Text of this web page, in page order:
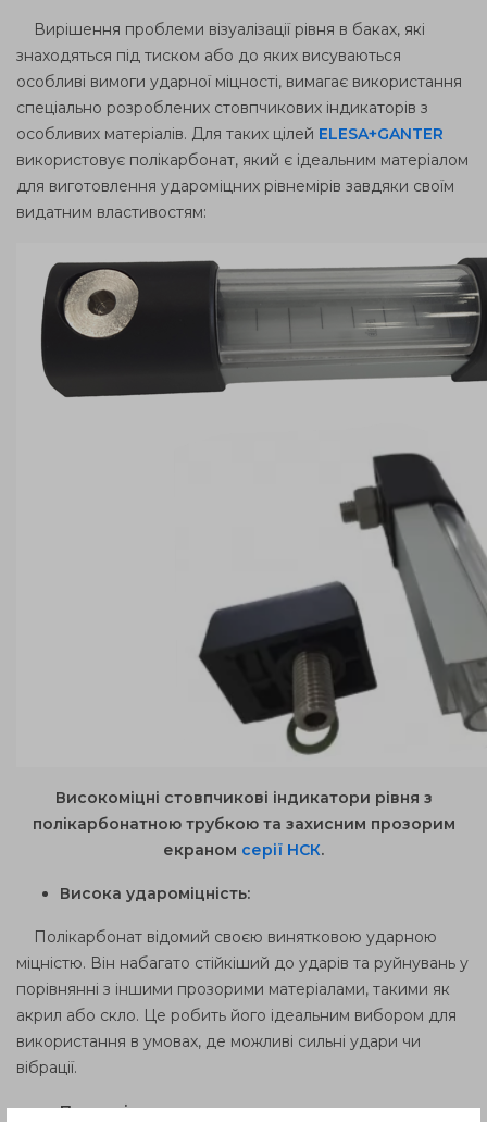
Вирішення проблеми візуалізації рівня в баках, які
знаходяться під тиском або до яких висуваються
особливі вимоги ударної міцності, вимагає використання
спеціально розроблених стовпчикових індикаторів з
особливих матеріалів. Для таких цілей ELESA+GANTER
використовує полікарбонат, який є ідеальним матеріалом
для виготовлення удароміцних рівнемірів завдяки своїм
видатним властивостям:
Високоміцні стовпчикові індикатори рівня з
полікарбонатною трубкою та захисним прозорим
екраном серії НСК.
Висока удароміцність:
Полікарбонат відомий своєю винятковою ударною
міцністю. Він набагато стійкіший до ударів та руйнувань у
порівнянні з іншими прозорими матеріалами, такими як
акрил або скло. Це робить його ідеальним вибором для
використання в умовах, де можливі сильні удари чи
вібрації.
Прозорість: